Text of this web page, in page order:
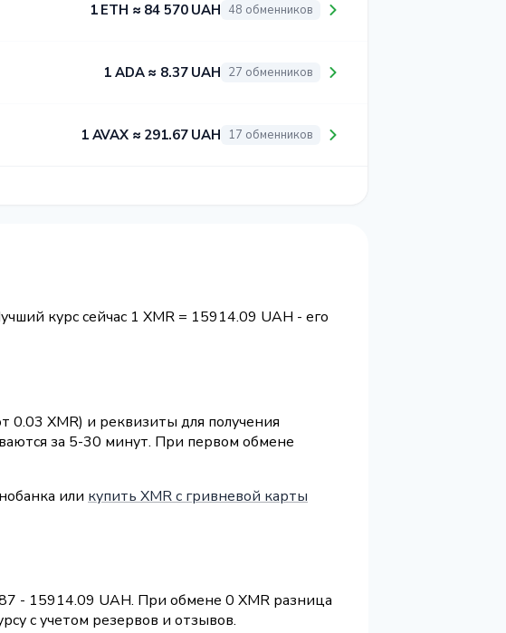
1 ETH ≈ 84 570 UAH 48 обменников
1 ADA ≈ 8.37 UAH 27 обменников
1 AVAX ≈ 291.67 UAH 17 обменников
курс сейчас 1 XMR = 15914.09 UAH - его
0.03 XMR) и реквизиты для получения
за 5-30 минут. При первом обмене
или купить XMR с гривневой карты
- 15914.09 UAH. При обмене 0 XMR разница
с учетом резервов и отзывов.